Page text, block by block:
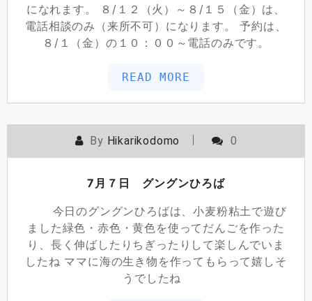
になれます。 ８/１２（火）～８/１５（金）は、
電話相談のみ（来所不可）になります。 予約は、
８/１（金）の１０：００～電話のみです。
READ MORE
By Hikarikodomo 0
7月７日 グングンひろば
今日のグングンひろばは、小麦粉粘土で遊び
ました緑色・赤色・黄色を使ってだんごを作った
り、長く伸ばしたりちぎったりして楽しんでいま
したね ママに海の生き物を作ってもらって嬉しそ
うでしたね